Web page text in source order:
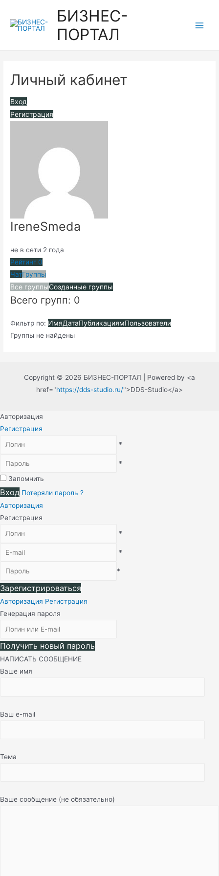
содержимому
БИЗНЕС-
ПОРТАЛ
Личный кабинет
Вход
Регистрация
IreneSmeda
не в сети 2 года
Рейтинг 0
ЧатГруппы
Все группыСозданные группы
Всего групп: 0
Фильтр по: ИмяДатаПубликациямПользователи
Группы не найдены
Copyright © 2026 БИЗНЕС-ПОРТАЛ | Powered by <a
href="https://dds-studio.ru/">DDS-Studio</a>
Авторизация
Регистрация
*
*
Запомнить
Вход Потеряли пароль ?
Авторизация
Регистрация
*
*
*
Зарегистрироваться
Авторизация Регистрация
Генерация пароля
Получить новый пароль
НАПИСАТЬ СООБЩЕНИЕ
Ваше имя
Ваш e-mail
Тема
Ваше сообщение (не обязательно)